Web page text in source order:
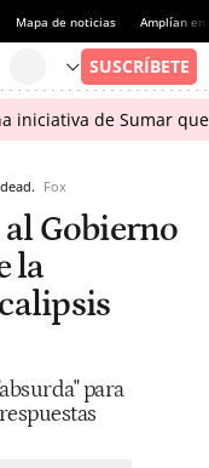
Mapa de noticias Amplían
iniciativa de Sumar
Fox
Gobierno
la
para